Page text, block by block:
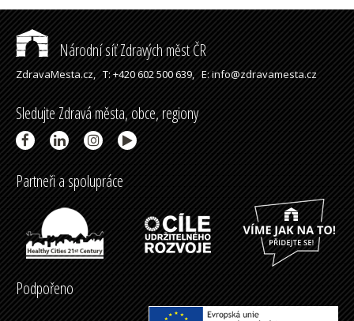
Národní síť Zdravých měst ČR
ZdravaMesta.cz,T: +420 602 500 639,E: info@zdravamesta.cz
Sledujte Zdravá města, obce, regiony
Partneři a spolupráce
Podpořeno